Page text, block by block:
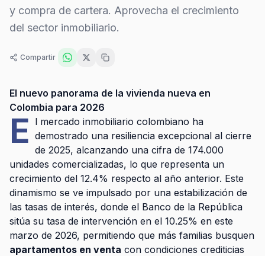
y compra de cartera. Aprovecha el crecimiento
del sector inmobiliario.
Compartir
El nuevo panorama de la vivienda nueva en
Colombia para 2026
E l mercado inmobiliario colombiano ha
demostrado una resiliencia excepcional al cierre
de 2025, alcanzando una cifra de 174.000
unidades comercializadas, lo que representa un
crecimiento del 12.4% respecto al año anterior. Este
dinamismo se ve impulsado por una estabilización de
las tasas de interés, donde el Banco de la República
sitúa su tasa de intervención en el 10.25% en este
marzo de 2026, permitiendo que más familias busquen
apartamentos en venta con condiciones crediticias